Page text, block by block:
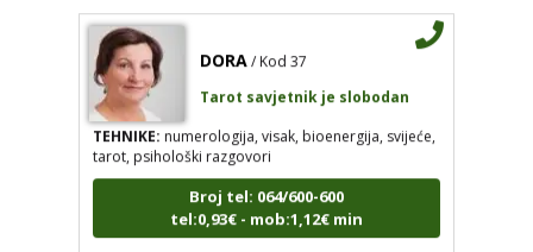
TEHNIKE:numerologija, visak, bioenergija, svijeće,
tarot, psihološki razgovori
Broj tel: 064/600-600
tel:0,93€ - mob:1,12€ min